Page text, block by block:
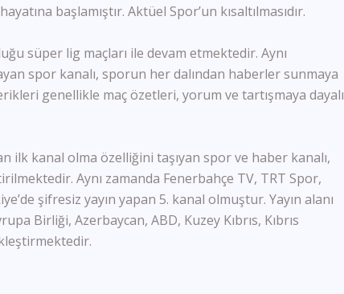
Minika Çocuk
TRT Belgesel
Yaban Tv
Az Tv
ATV Azad
İctimai Tv
Cem Tv
başlamıştır. Aktüel Spor’un kısaltılmasıdır.
süper lig maçları ile devam etmektedir. Aynı
spor kanalı, sporun her dalından haberler sunmaya
genellikle maç özetleri, yorum ve tartışmaya dayalı
ilk kanal olma özelliğini taşıyan spor ve haber kanalı,
Aynı zamanda Fenerbahçe TV, TRT Spor,
şifresiz yayın yapan 5. kanal olmuştur. Yayın alanı
Birliği, Azerbaycan, ABD, Kuzey Kıbrıs, Kıbrıs